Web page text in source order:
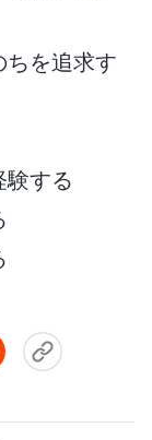
を追求す
する